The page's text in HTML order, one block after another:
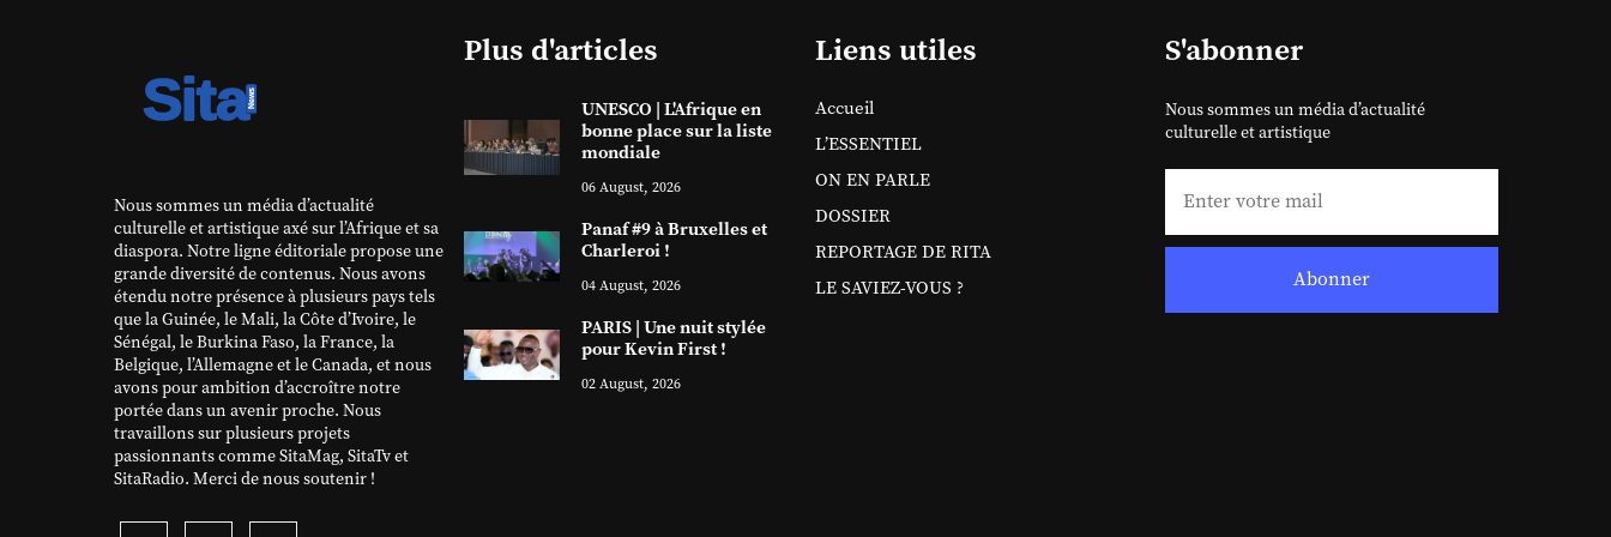
Nous sommes un média d’actualité
culturelle et artistique axé sur l’Afrique et sa
diaspora. Notre ligne éditoriale propose une
grande diversité de contenus. Nous avons
étendu notre présence à plusieurs pays tels
que la Guinée, le Mali, la Côte d’Ivoire, le
Sénégal, le Burkina Faso, la France, la
Belgique, l’Allemagne et le Canada, et nous
avons pour ambition d’accroître notre
portée dans un avenir proche. Nous
travaillons sur plusieurs projets
passionnants comme SitaMag, SitaTv et
SitaRadio. Merci de nous soutenir !
Plus d'articles
UNESCO | L'Afrique en
bonne place sur la liste
mondiale
06 August, 2026
Panaf #9 à Bruxelles et
Charleroi !
04 August, 2026
PARIS | Une nuit stylée
pour Kevin First !
02 August, 2026
Liens utiles
Accueil
L’ESSENTIEL
ON EN PARLE
DOSSIER
REPORTAGE DE RITA
LE SAVIEZ-VOUS ?
S'abonner
Nous sommes un média d’actualité
culturelle et artistique
Abonner